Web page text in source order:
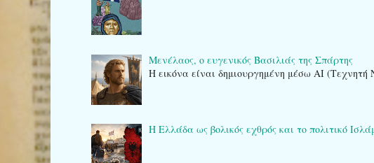
Μενέλαος, ο ευγενικός Βασιλιάς της Σπάρτης
Η εικόνα είναι δημιουργημένη μέσω AI (Τεχνητή
Η Ελλάδα ως βολικός εχθρός και το πολιτικό